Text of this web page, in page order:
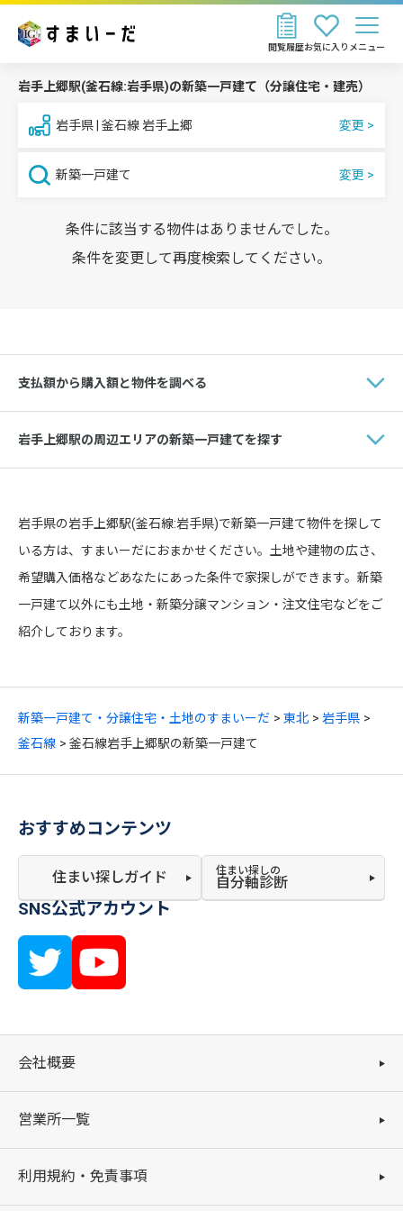
お気に入り
閲覧履歴 メニュー
新築一戸建て・分譲住宅・土地のすまいーだ 東北
岩手県
釜石線
釜石線岩手上郷駅の新築一戸建て
岩手上郷駅(釜石線:岩手県)の新築一戸建て（分譲住宅・建売）
岩手県 | 釜石線 岩手上郷
新築一戸建て
条件に該当する物件はありませんでした。
条件を変更して再度検索してください。
支払額から購入額と物件を調べる
岩手上郷駅の周辺エリアの新築一戸建てを探す
岩手県の岩手上郷駅(釜石線:岩手県)で新築一戸建て物件を探して
いる方は、すまいーだにおまかせください。土地や建物の広さ、
希望購入価格などあなたにあった条件で家探しができます。新築
一戸建て以外にも土地・新築分譲マンション・注文住宅などをご
紹介しております。
おすすめコンテンツ
住まい探しガイド 住まい探しの
自分軸診断
SNS公式アカウント
会社概要
営業所一覧
利用規約・免責事項